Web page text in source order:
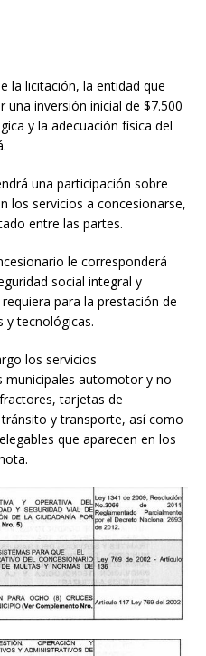
la licitación, la entidad que
una inversión inicial de $7.500
y la adecuación física del
una participación sobre
los servicios a concesionarse,
entre las partes.
le corresponderá
social integral y
para la prestación de
y tecnológicas.
los servicios
municipales automotor y no
tarjetas de
y transporte, así como
que aparecen en los